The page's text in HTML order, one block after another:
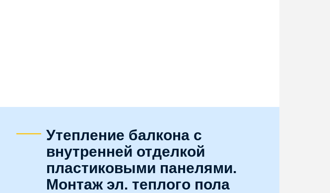
Утепление балкона с
внутренней отделкой
пластиковыми панелями.
Монтаж эл. теплого пола